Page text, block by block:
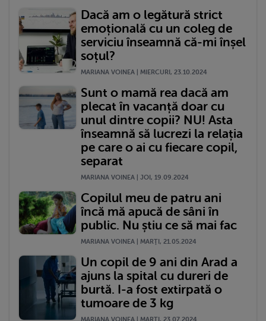
Dacă am o legătură strict
emoțională cu un coleg de
serviciu înseamnă că-mi înșel
soțul?
MARIANA VOINEA | MIERCURI, 23.10.2024
Sunt o mamă rea dacă am
plecat în vacanță doar cu
unul dintre copii? NU! Asta
înseamnă să lucrezi la relația
pe care o ai cu fiecare copil,
separat
MARIANA VOINEA | JOI, 19.09.2024
Copilul meu de patru ani
încă mă apucă de sâni în
public. Nu știu ce să mai fac
MARIANA VOINEA | MARŢI, 21.05.2024
Un copil de 9 ani din Arad a
ajuns la spital cu dureri de
burtă. I-a fost extirpată o
tumoare de 3 kg
MARIANA VOINEA | MARŢI, 23.07.2024